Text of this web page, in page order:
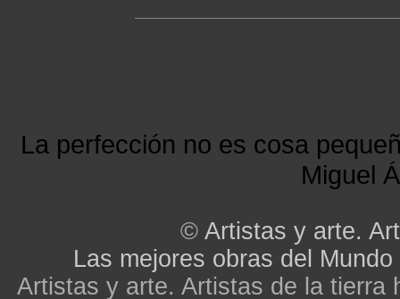
La perfección no es cosa
Miguel
© Artistas y arte.
Las mejores obras del Mundo
Artistas y arte. Artistas de la tierra